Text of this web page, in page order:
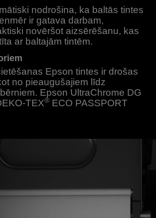
nodrošina, ka baltās tintes
ir gatava darbam,
novēršot aizsērēšanu, kas
ar baltajām tintēm.
Epson tintes ir drošas
no pieaugušajiem līdz
Epson UltraChrome DG
TEX® ECO PASSPORT